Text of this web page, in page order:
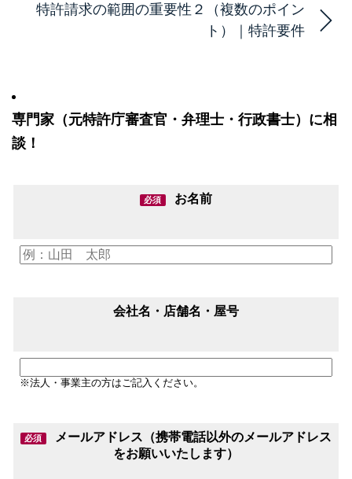
特許請求の範囲の重要性２（複数のポイン
ト）｜特許要件
専門家（元特許庁審査官・弁理士・行政書士）に相
談！
必須 お名前
会社名・店舗名・屋号
※法人・事業主の方はご記入ください。
必須
メールアドレス（携帯電話以外のメールアドレス
をお願いいたします）